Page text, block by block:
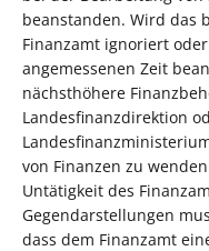
beanstanden. Wird das
Finanzamt ignoriert
angemessenen Zeit
nächsthöhere
Landesfinanzdirektion
von Finanzen zu
Untätigkeit des
Gegendarstellungen
dass dem Finanzamt